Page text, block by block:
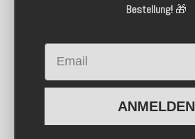
Bestellung!🎁
Email
ANMELDEN